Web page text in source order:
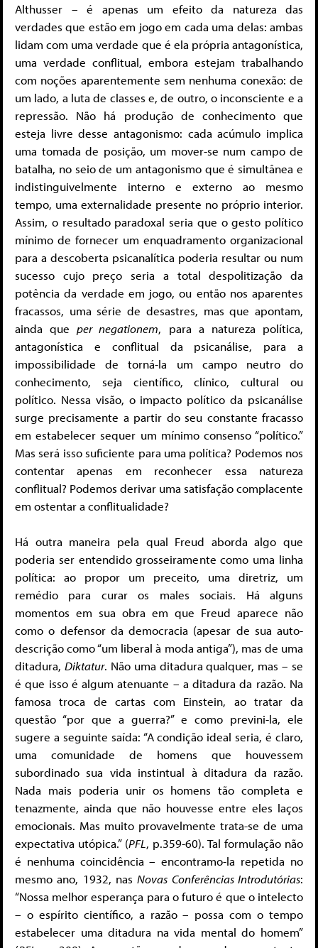
Althusser – é apenas um efeito da natureza das
verdades que estão em jogo em cada uma delas: ambas
lidam com uma verdade que é ela própria antagonística,
uma verdade conflitual, embora estejam trabalhando
com noções aparentemente sem nenhuma conexão: de
um lado, a luta de classes e, de outro, o inconsciente e a
repressão. Não há produção de conhecimento que
esteja livre desse antagonismo: cada acúmulo implica
uma tomada de posição, um mover-se num campo de
batalha, no seio de um antagonismo que é simultânea e
indistinguivelmente interno e externo ao mesmo
tempo, uma externalidade presente no próprio interior.
Assim, o resultado paradoxal seria que o gesto político
mínimo de fornecer um enquadramento organizacional
para a descoberta psicanalítica poderia resultar ou num
sucesso cujo preço seria a total despolitização da
potência da verdade em jogo, ou então nos aparentes
fracassos, uma série de desastres, mas que apontam,
ainda queper negationem, para a natureza política,
antagonística e conflitual da psicanálise, para a
impossibilidade de torná-la um campo neutro do
conhecimento, seja científico, clínico, cultural ou
político. Nessa visão, o impacto político da psicanálise
surge precisamente a partir do seu constante fracasso
em estabelecer sequer um mínimo consenso “político.”
Mas será isso suficiente para uma política? Podemos nos
contentar apenas em reconhecer essa natureza
conflitual? Podemos derivar uma satisfação complacente
em ostentar a conflitualidade?
Há outra maneira pela qual Freud aborda algo que
poderia ser entendido grosseiramente como uma linha
política: ao propor um preceito, uma diretriz, um
remédio para curar os males sociais. Há alguns
momentos em sua obra em que Freud aparece não
como o defensor da democracia (apesar de sua auto-
descrição como “um liberal à moda antiga”), mas de uma
ditadura, Diktatur. Não uma ditadura qualquer, mas – se
é que isso é algum atenuante – a ditadura da razão. Na
famosa troca de cartas com Einstein, ao tratar da
questão “por que a guerra?” e como previni-la, ele
sugere a seguinte saída: “A condição ideal seria, é claro,
uma comunidade de homens que houvessem
subordinado sua vida instintual à ditadura da razão.
Nada mais poderia unir os homens tão completa e
tenazmente, ainda que não houvesse entre eles laços
emocionais. Mas muito provavelmente trata-se de uma
expectativa utópica.” (PFL, p.359-60). Tal formulação não
é nenhuma coincidência – encontramo-la repetida no
mesmo ano, 1932, nasNovas Conferências Introdutórias:
“Nossa melhor esperança para o futuro é que o intelecto
– o espírito científico, a razão – possa com o tempo
estabelecer uma ditadura na vida mental do homem”